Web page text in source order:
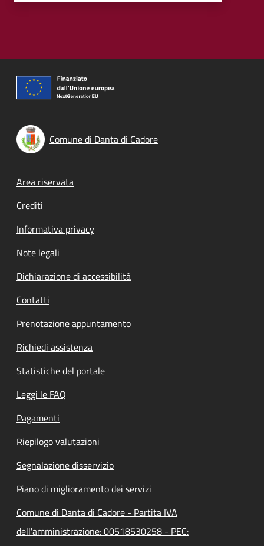
Comune di Danta di Cadore
Footer menu
Area riservata
Crediti
Informativa privacy
Note legali
Dichiarazione di accessibilità
Contatti
Prenotazione appuntamento
Richiedi assistenza
Statistiche del portale
Leggi le FAQ
Pagamenti
Riepilogo valutazioni
Segnalazione disservizio
Piano di miglioramento dei servizi
Comune di Danta di Cadore - Partita IVA
dell'amministrazione: 00518530258 - PEC: